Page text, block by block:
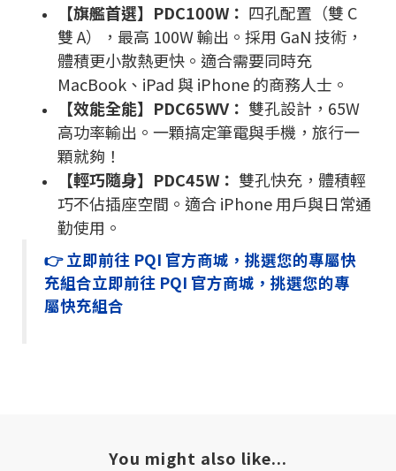
【旗艦首選】PDC100W： 四孔配置（雙 C
雙 A），最高 100W 輸出。採用 GaN 技術，
體積更小散熱更快。適合需要同時充
MacBook、iPad 與 iPhone 的商務人士。
【效能全能】PDC65WV： 雙孔設計，65W
高功率輸出。一顆搞定筆電與手機，旅行一
顆就夠！
【輕巧隨身】PDC45W： 雙孔快充，體積輕
巧不佔插座空間。適合 iPhone 用戶與日常通
勤使用。
👉 立即前往 PQI 官方商城，挑選您的專屬快
充組合立即前往 PQI 官方商城，挑選您的專
屬快充組合
You might also like...